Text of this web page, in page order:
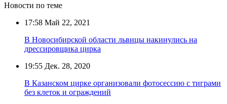
Новости по теме
17:58 Май 22, 2021
В Новосибирской области львицы накинулись на
дрессировщика цирка
19:55 Дек. 28, 2020
В Казанском цирке организовали фотосессию с тиграми
без клеток и ограждений